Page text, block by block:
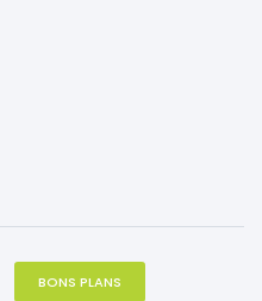
BONS PLANS